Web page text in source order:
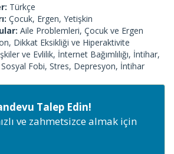
Türkçe
Çocuk, Ergen, Yetişkin
Aile Problemleri, Çocuk ve Ergen
Dikkat Eksikliği ve Hiperaktivite
ve Evlilik, İnternet Bağımlılığı, İntihar,
Fobi, Stres, Depresyon, İntihar
Talep Edin!
ve zahmetsizce almak için